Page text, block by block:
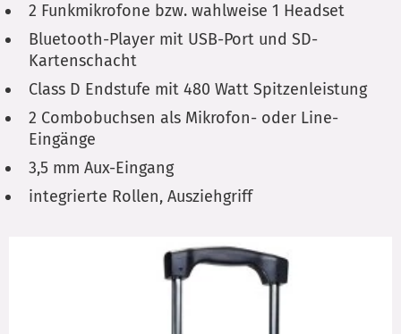
2 Funkmikrofone bzw. wahlweise 1 Headset
Bluetooth-Player mit USB-Port und SD-
Kartenschacht
Class D Endstufe mit 480 Watt Spitzenleistung
2 Combobuchsen als Mikrofon- oder Line-
Eingänge
3,5 mm Aux-Eingang
integrierte Rollen, Ausziehgriff